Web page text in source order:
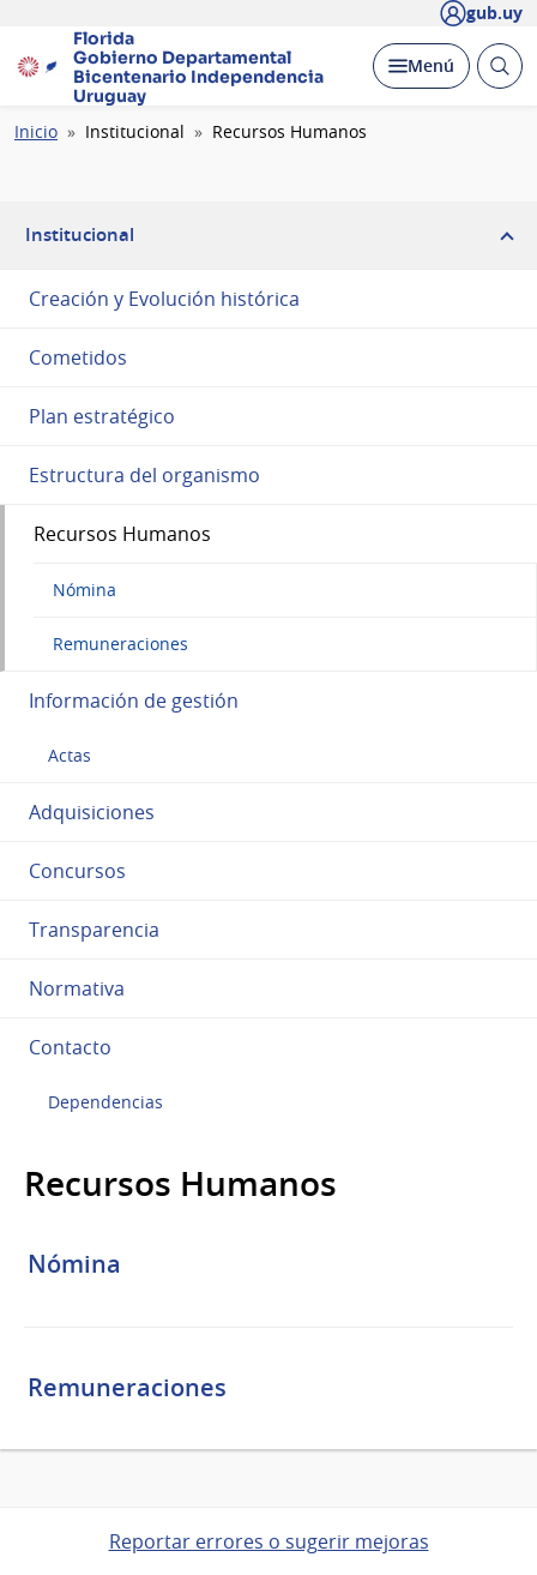
gub.uy
Florida
Gobierno Departamental
Bicentenario Independencia
Uruguay
Desplegar
Menú Abrir
Ruta
Inicio Institucional Recursos Humanos
Institucional
Creación y Evolución histórica
Cometidos
Plan estratégico
Estructura del organismo
Recursos Humanos
Nómina
Remuneraciones
Información de gestión
Actas
Adquisiciones
Concursos
Transparencia
Normativa
Contacto
Dependencias
Recursos Humanos
Nómina
Remuneraciones
Reportar errores o sugerir mejoras